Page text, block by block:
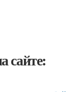
сайте: